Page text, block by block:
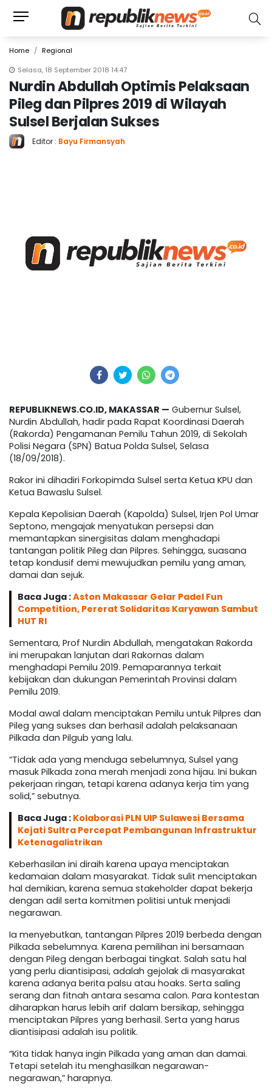
Home
Regional
Selasa, 18 September 2018 14:47
Nurdin Abdullah Optimis Pelaksaan
Pileg dan Pilpres 2019 di Wilayah
Sulsel Berjalan Sukses
Editor : Bayu Firmansyah
REPUBLIKNEWS.CO.ID, MAKASSAR — Gubernur Sulsel,
Nurdin Abdullah, hadir pada Rapat Koordinasi Daerah
(Rakorda) Pengamanan Pemilu Tahun 2019, di Sekolah
Polisi Negara (SPN) Batua Polda Sulsel, Selasa
(18/09/2018).
Rakor ini dihadiri Forkopimda Sulsel serta Ketua KPU dan
Ketua Bawaslu Sulsel.
Kepala Kepolisian Daerah (Kapolda) Sulsel, Irjen Pol Umar
Septono, mengajak menyatukan persepsi dan
memantapkan sinergisitas dalam menghadapi
tantangan politik Pileg dan Pilpres. Sehingga, suasana
tetap kondusif demi mewujudkan pemilu yang aman,
damai dan sejuk.
Baca Juga :Aston Makassar Gelar Padel Fun
Competition, Pererat Solidaritas Karyawan Sambut
HUT RI
Sementara, Prof Nurdin Abdullah, mengatakan Rakorda
ini merupakan lanjutan dari Rakornas dalam
menghadapi Pemilu 2019. Pemaparannya terkait
kebijakan dan dukungan Pemerintah Provinsi dalam
Pemilu 2019.
Modal awal dalam menciptakan Pemilu untuk Pilpres dan
Pileg yang sukses dan berhasil adalah pelaksanaan
Pilkada dan Pilgub yang lalu.
“Tidak ada yang menduga sebelumnya, Sulsel yang
masuk Pilkada zona merah menjadi zona hijau. Ini bukan
pekerjaan ringan, tetapi karena adanya kerja tim yang
solid,” sebutnya.
Baca Juga : Kolaborasi PLN UIP Sulawesi Bersama
Kejati Sultra Percepat Pembangunan Infrastruktur
Ketenagalistrikan
Keberhasilan ini diraih karena upaya menciptakan
kedamaian dalam masyarakat. Tidak sulit menciptakan
hal demikian, karena semua stakeholder dapat bekerja
dengan adil serta komitmen politisi untuk menjadi
negarawan.
Ia menyebutkan, tantangan Pilpres 2019 berbeda dengan
Pilkada sebelumnya. Karena pemilihan ini bersamaan
dengan Pileg dengan berbagai tingkat. Salah satu hal
yang perlu diantisipasi, adalah gejolak di masyarakat
karena adanya berita palsu atau hoaks. Serta saling
serang dan fitnah antara sesama calon. Para kontestan
diharapkan harus lebih arif dalam bersikap, sehingga
menciptakan Pilpres yang berhasil. Serta yang harus
diantisipasi adalah isu politik.
“Kita tidak hanya ingin Pilkada yang aman dan damai.
Tetapi setelah itu menghasilkan negarawan-
negarawan,” harapnya.